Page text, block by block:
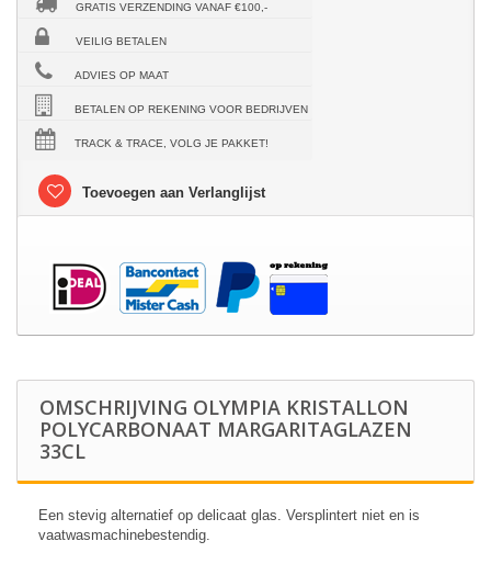
GRATIS VERZENDING VANAF €100,-
VEILIG BETALEN
ADVIES OP MAAT
BETALEN OP REKENING VOOR BEDRIJVEN
TRACK & TRACE, VOLG JE PAKKET!
Toevoegen aan Verlanglijst
OMSCHRIJVING OLYMPIA KRISTALLON
POLYCARBONAAT MARGARITAGLAZEN
33CL
Een stevig alternatief op delicaat glas. Versplintert niet en is
vaatwasmachinebestendig.